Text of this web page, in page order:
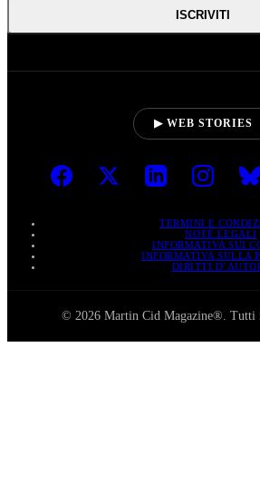
ISCRIVITI
▶ WEB STORIES
TERMINI E
NOTE LEGALI
INFORMATIVA SUI
INFORMATIVA SULLA
DIRITTI
© 2026 Martin Cid Magazine®.